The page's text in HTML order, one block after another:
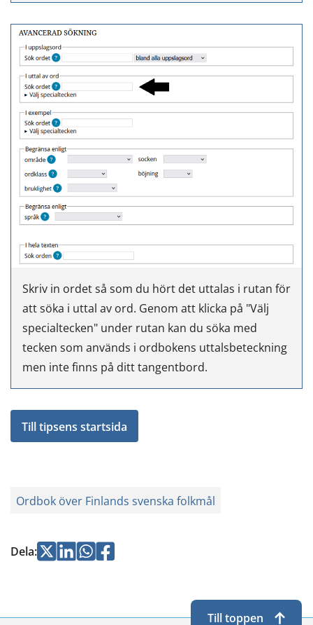
Skriv in ordet så som du hört det uttalas i rutan för
att söka i uttal av ord. Genom att klicka på "Välj
specialtecken" under rutan kan du söka med
tecken som används i ordbokens uttalsbeteckning
men inte finns på ditt tangentbord.
Till tipsens startsida
Ordbok över Finlands svenska folkmål
Dela:Jaa Jaa Jaa
Jaa
Till toppen